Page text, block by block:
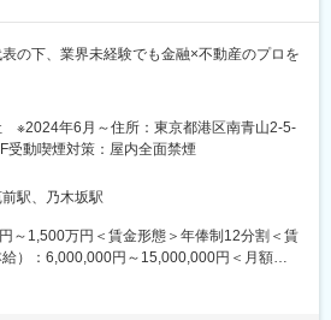
の下、業界未経験でも金融×不動産のプロを
談約として、不動産を金融資産と捉え、
るための戦略をお客様とともに考え、ご提案
ランを深く理解し、ローン形成、税務戦略、
最適化まで踏み込んだ「資産形成のトータ
を担っていただきます。
※2024年6月～住所：東京都港区南青山2-5-
受動喫煙対策：屋内全面禁煙
駅、乃木坂駅
～1,500万円＜賃金形態＞年俸制12分割＜賃
）：6,000,000円～15,000,000円＜月額＞